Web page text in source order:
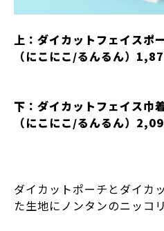
上：ダイカット
（にこにこ/るんるん）
下：ダイカット
（にこにこ/るんるん）
ダイカットポーチとダイカ
た生地にノンタンのニッコ